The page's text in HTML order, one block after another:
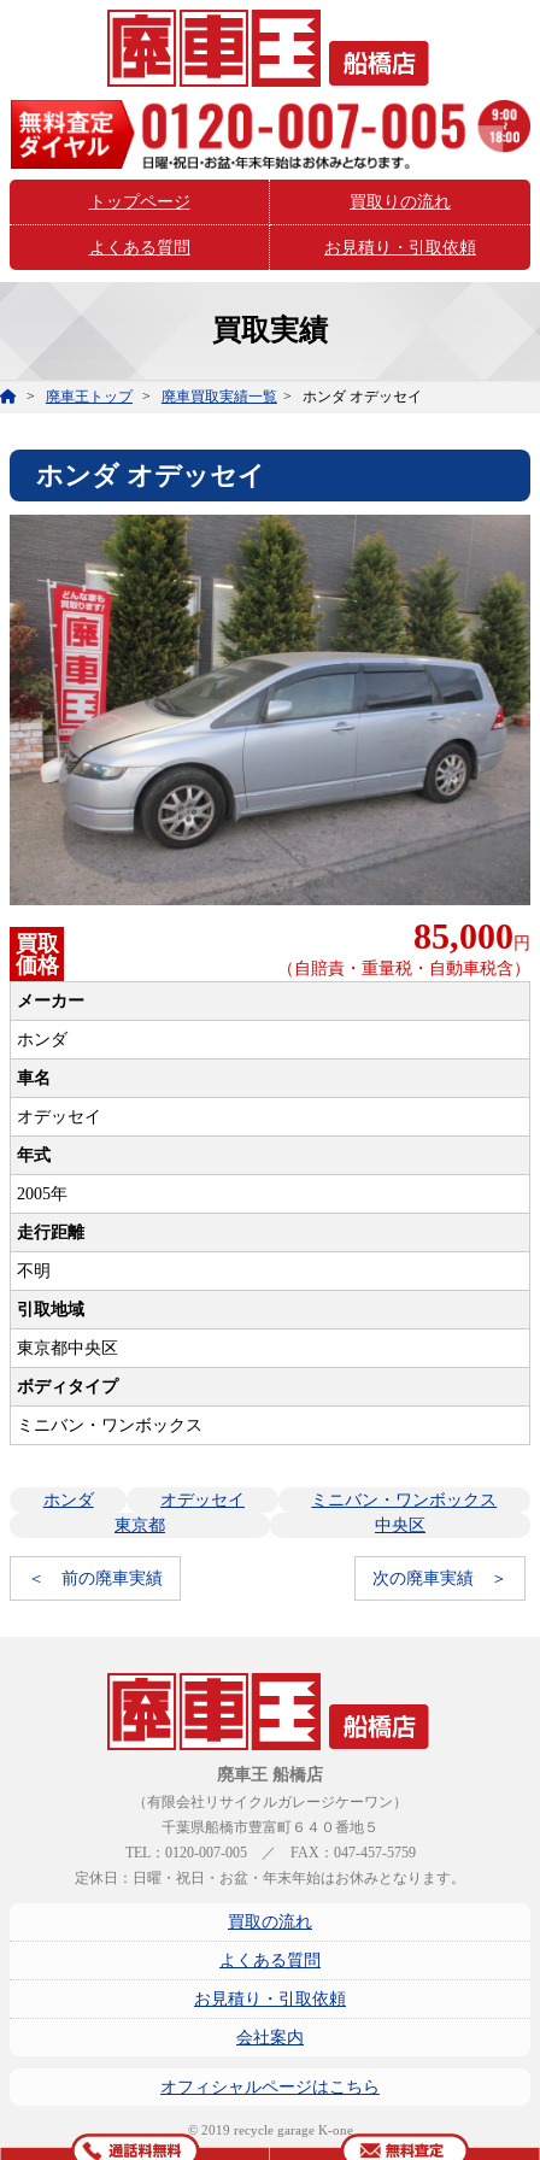
トップページ 買取りの流れ
よくある質問 お見積り・引取依頼
買取実績
廃車王トップ 廃車買取実績一覧 ホンダ オデッセイ
ホンダ オデッセイ
買取
価格
85,000 円
（自賠責・重量税・自動車税含）
メーカー
ホンダ
車名
オデッセイ
年式
2005年
走行距離
不明
引取地域
東京都中央区
ボディタイプ
ミニバン・ワンボックス
ホンダ オデッセイ
ミニバン・ワンボックス
東京都
中央区
＜ 前の廃車実績 次の廃車実績 ＞
廃車王 船橋店
（有限会社リサイクルガレージケーワン）
千葉県船橋市豊富町６４０番地５
TEL：0120-007-005 ／ FAX：047-457-5759
定休日：日曜・祝日・お盆・年末年始はお休みとなります。
買取の流れ
よくある質問
お見積り・引取依頼
会社案内
オフィシャルページはこちら
© 2019 recycle garage K-one